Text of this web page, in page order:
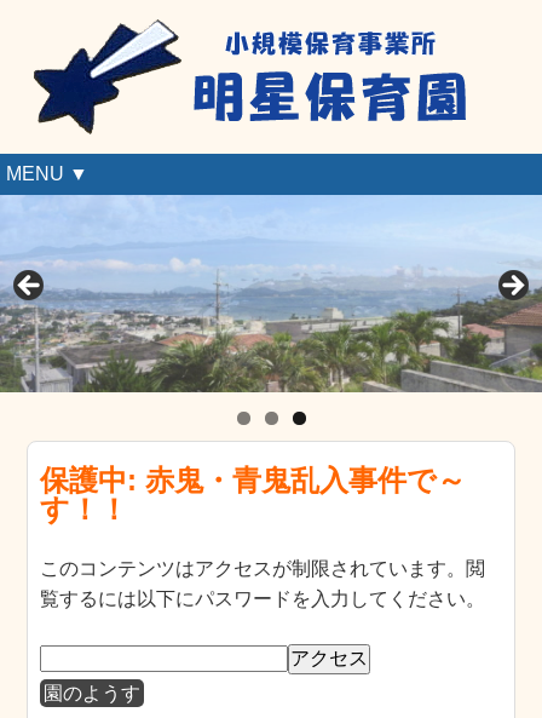
MENU ▼
保護中: 赤鬼・青鬼乱入事件で～
す！！
このコンテンツはアクセスが制限されています。閲
覧するには以下にパスワードを入力してください。
園のようす